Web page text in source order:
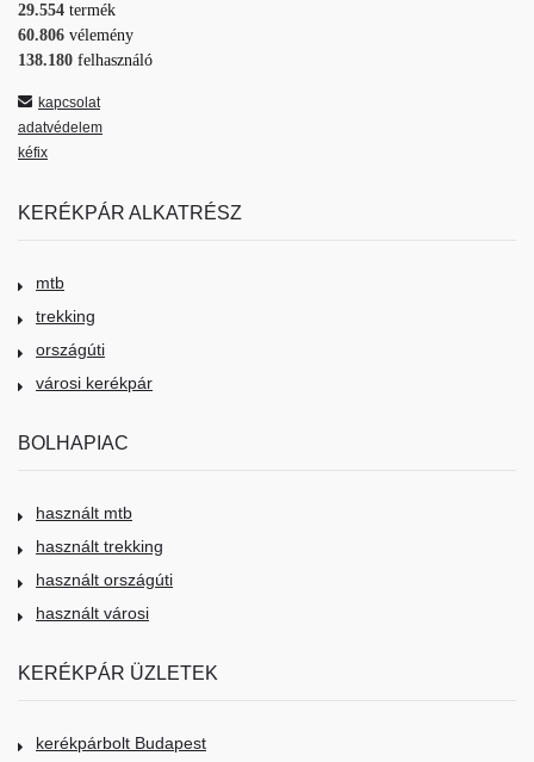
29.554 termék
60.806 vélemény
138.180 felhasználó
kapcsolat
adatvédelem
kéfix
KERÉKPÁR ALKATRÉSZ
mtb
trekking
országúti
városi kerékpár
BOLHAPIAC
használt mtb
használt trekking
használt országúti
használt városi
KERÉKPÁR ÜZLETEK
kerékpárbolt Budapest